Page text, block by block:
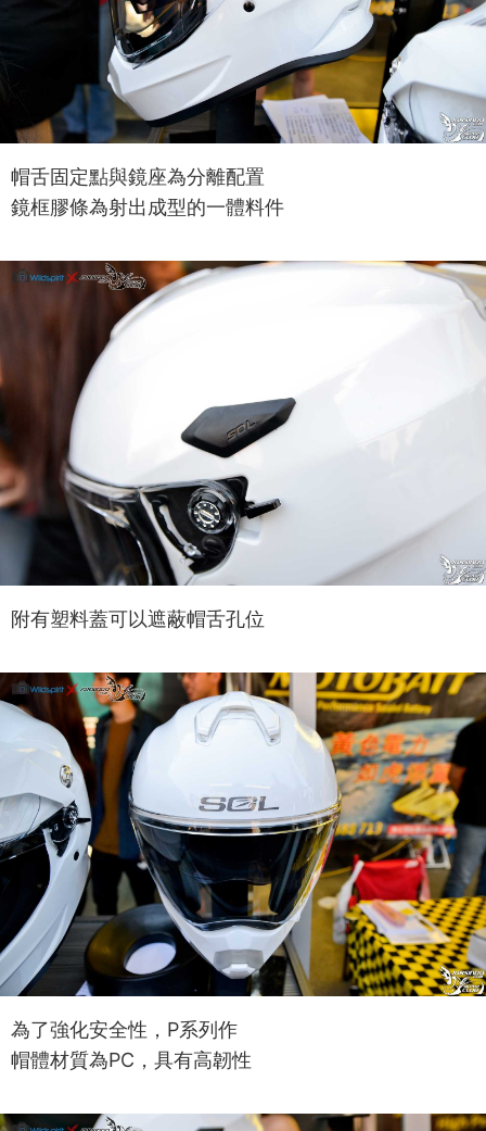
帽舌固定點與鏡座為分離配置
鏡框膠條為射出成型的一體料件
附有塑料蓋可以遮蔽帽舌孔位
為了強化安全性，P系列作
帽體材質為PC，具有高韌性